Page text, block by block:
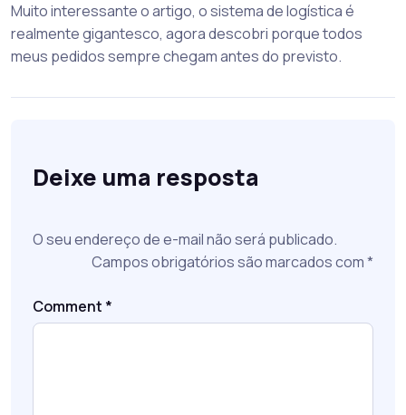
Muito interessante o artigo, o sistema de logística é
realmente gigantesco, agora descobri porque todos
meus pedidos sempre chegam antes do previsto.
Deixe uma resposta
O seu endereço de e-mail não será publicado.
Campos obrigatórios são marcados com*
Comment *